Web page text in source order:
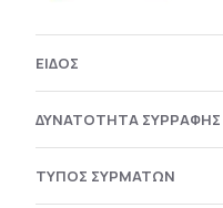
ΕΊΔΟΣ
ΔΥΝΑΤΌΤΗΤΑ ΣΥΡΡΑΦΉΣ
ΤΎΠΟΣ ΣΥΡΜΆΤΩΝ